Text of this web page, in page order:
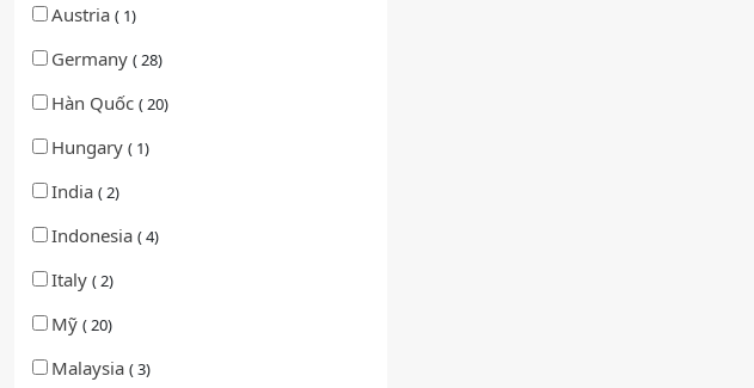
Austria ( 1)
Germany ( 28)
Hàn Quốc ( 20)
Hungary ( 1)
India ( 2)
Indonesia ( 4)
Italy ( 2)
Mỹ ( 20)
Malaysia ( 3)